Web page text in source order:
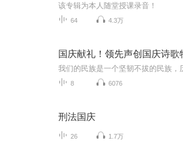
该专辑为本人随堂授课录音！
64 4.3万
国庆献礼！领先声创国庆诗歌
8 6076
刑法国庆
26 1.7万